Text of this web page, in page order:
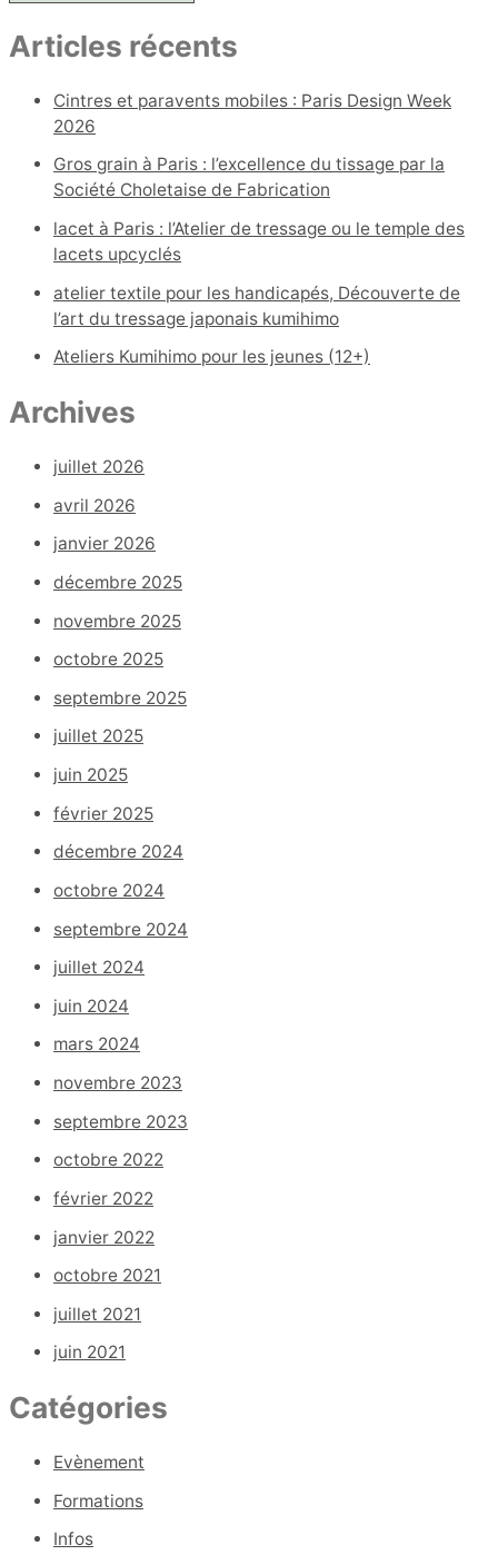
c
h
Articles récents
Cintres et paravents mobiles : Paris Design Week
2026
Gros grain à Paris : l’excellence du tissage par la
Société Choletaise de Fabrication
lacet à Paris : l’Atelier de tressage ou le temple des
lacets upcyclés
atelier textile pour les handicapés, Découverte de
l’art du tressage japonais kumihimo
Ateliers Kumihimo pour les jeunes (12+)
Archives
juillet 2026
avril 2026
janvier 2026
décembre 2025
novembre 2025
octobre 2025
septembre 2025
juillet 2025
juin 2025
février 2025
décembre 2024
octobre 2024
septembre 2024
juillet 2024
juin 2024
mars 2024
novembre 2023
septembre 2023
octobre 2022
février 2022
janvier 2022
octobre 2021
juillet 2021
juin 2021
Catégories
Evènement
Formations
Infos